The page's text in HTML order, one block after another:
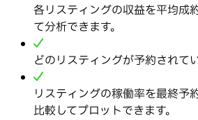
各リスティングの収益を平均成
て分析できます。
どのリスティングが予約されて
リスティングの稼働率を最終予
比較してプロットできます。